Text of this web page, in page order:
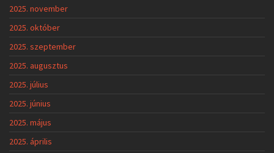
2025. november
2025. október
2025. szeptember
2025. augusztus
2025. július
2025. június
2025. május
2025. április